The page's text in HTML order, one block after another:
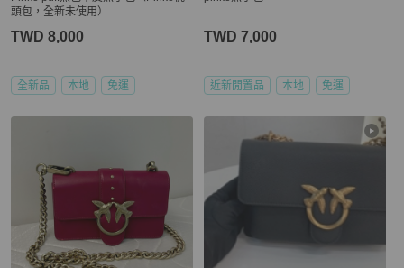
頭包，全新未使用）
TWD 8,000
全新品 本地 免運
TWD 7,000
近新閒置品 本地 免運